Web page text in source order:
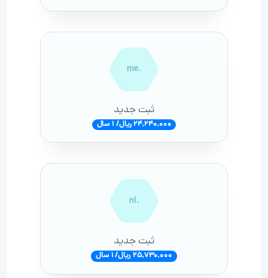
.me
ثبت جدید
24,240,000 ریال/ 1 سال
.nl
ثبت جدید
25,730,000 ریال/ 1 سال